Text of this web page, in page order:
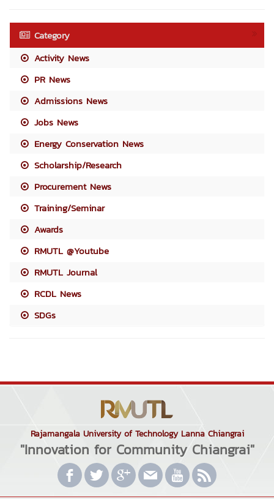
Category
Activity News
PR News
Admissions News
Jobs News
Energy Conservation News
Scholarship/Research
Procurement News
Training/Seminar
Awards
RMUTL @Youtube
RMUTL Journal
RCDL News
SDGs
Rajamangala University of Technology Lanna Chiangrai
"Innovation for Community Chiangrai"